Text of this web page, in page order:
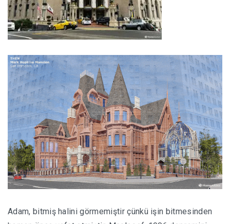
Adam, bitmiş halini görmemiştir çünkü işin bitmesinden